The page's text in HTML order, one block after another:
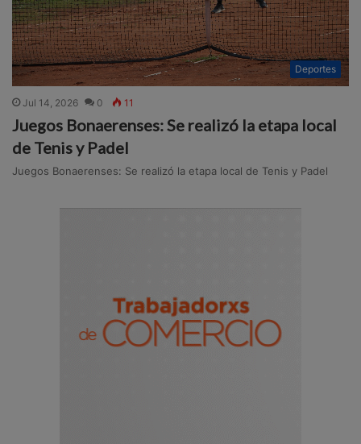
Deportes
Jul 14, 2026 0 11
Juegos Bonaerenses: Se realizó la etapa local
de Tenis y Padel
Juegos Bonaerenses: Se realizó la etapa local de Tenis y Padel